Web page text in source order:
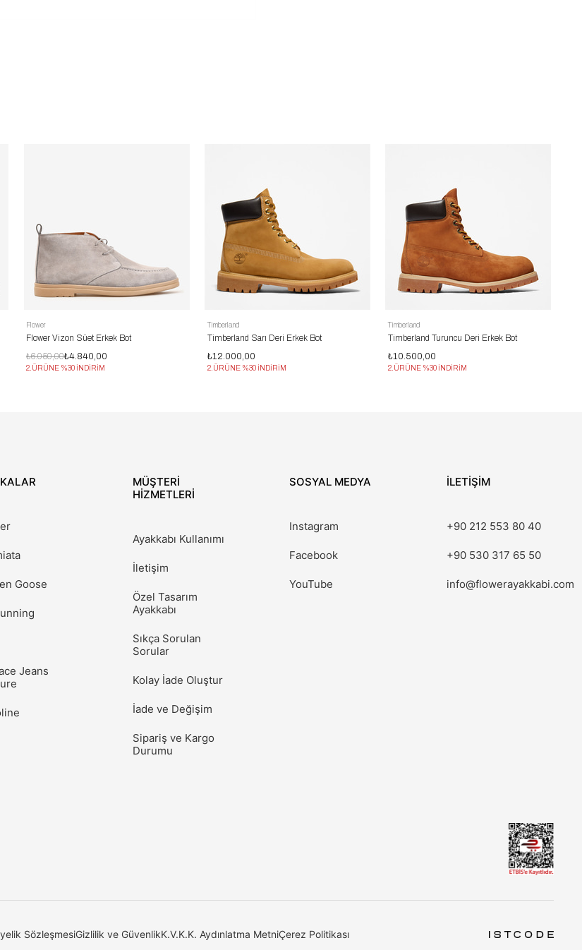
Flower
Flower Vizon Süet Erkek Bot
₺4.840,00
₺6.050,00
2.ÜRÜNE %30 İNDİRİM
Timberland
Timberland Sarı Deri Erkek Bot
₺12.000,00
2.ÜRÜNE %30 İNDİRİM
Timberland
Timberland Turuncu Deri Erkek Bot
₺10.500,00
2.ÜRÜNE %30 İNDİRİM
Goose
Jeans
MÜŞTERİ
HİZMETLERİ
Ayakkabı Kullanımı
İletişim
Özel Tasarım
Ayakkabı
Sıkça Sorulan
Sorular
Kolay İade Oluştur
İade ve Değişim
Sipariş ve Kargo
Durumu
SOSYAL MEDYA
Instagram
Facebook
YouTube
İLETİŞİM
+90 212 553 80 40
+90 530 317 65 50
info@flowerayakkabi.com
SözleşmesiGizlilik ve GüvenlikK.V.K.K. Aydınlatma MetniÇerez Politikası